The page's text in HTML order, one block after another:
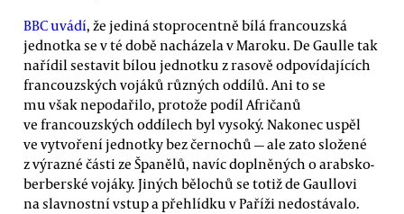
BBC uvádí, že jediná stoprocentně bílá francouzská
jednotka se v té době nacházela v Maroku. De Gaulle tak
nařídil sestavit bílou jednotku z rasově odpovídajících
francouzských vojáků různých oddílů. Ani to se
mu však nepodařilo, protože podíl Afričanů
ve francouzských oddílech byl vysoký. Nakonec uspěl
ve vytvoření jednotky bez černochů — ale zato složené
z výrazné části ze Španělů, navíc doplněných o arabsko-
berberské vojáky. Jiných bělochů se totiž de Gaullovi
na slavnostní vstup a přehlídku v Paříži nedostávalo.